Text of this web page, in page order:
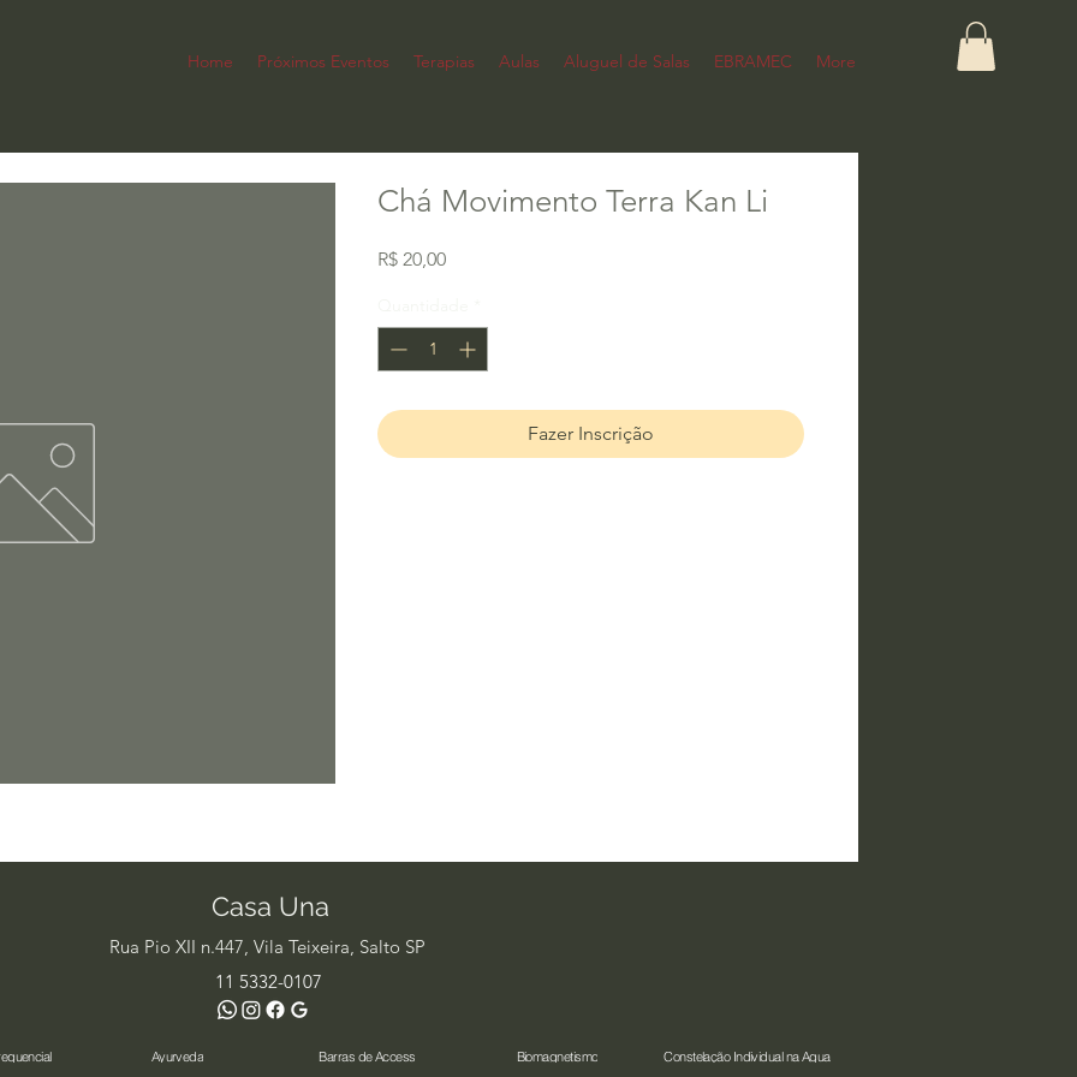
Home Próximos Eventos Terapias Aulas Aluguel de Salas EBRAMEC More
Chá Movimento Terra Kan Li
R$ 20,00Preço
Fazer Inscrição
Casa Una
Rua Pio XII n.447, Vila Teixeira, Salto SP
11 5332-0107
Ayurveda
Barras de Access
Biomagnetismo
Constelação Individual na Água